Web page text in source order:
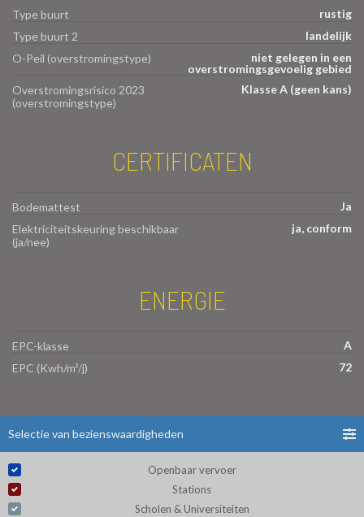
Type buurt
rustig
Type buurt 2
landelijk
O-Peil (overstromingstype)
niet gelegen in een
overstromingsgevoelig gebied
Overstromingsrisico 2023
(overstromingstype)
Klasse A (geen kans)
CERTIFICATEN
Bodemattest
Ja
Elektriciteitskeuring beschikbaar
(ja/nee)
ja, conform
ENERGIE
EPC-klasse
A
EPC (Kwh/m²/j)
72
Selectie van bezienswaardigheden
Openbaar vervoer
Stations
Scholen & Universiteiten